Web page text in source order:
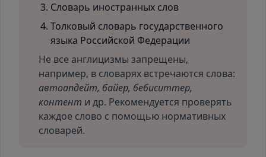
Словарь иностранных слов
Толковый словарь государственного
языка Российской Федерации
Не все англицизмы запрещены,
например, в словарях встречаются слова:
автоапдейт, байер, бебиситтер,
контент и др. Рекомендуется проверять
каждое слово с помощью нормативных
словарей.